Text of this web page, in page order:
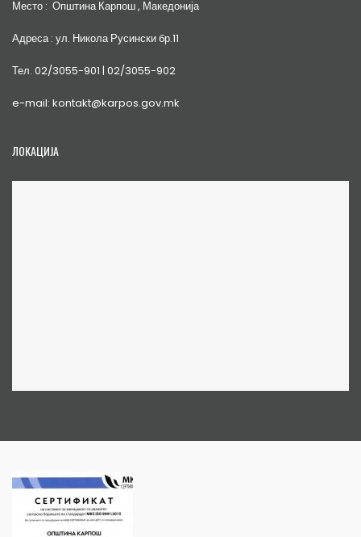
Место : Општина Карпош , Македонија
Адреса : ул. Никола Русински бр.11
Тел. 02/3055-901 | 02/3055-902
e-mail: kontakt@karpos.gov.mk
ЛОКАЦИЈА